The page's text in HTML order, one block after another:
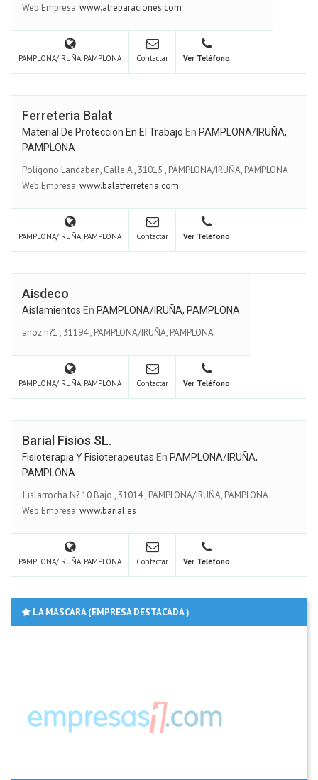
Web Empresa:www.atreparaciones.com
PAMPLONA/IRUÑA, PAMPLONA Contactar Ver Teléfono
Ferreteria Balat
Material De Proteccion En El Trabajo En PAMPLONA/IRUÑA,
PAMPLONA
Poligono Landaben, Calle A, 31015 , PAMPLONA/IRUÑA, PAMPLONA
Web Empresa:www.balatferreteria.com
PAMPLONA/IRUÑA, PAMPLONA Contactar Ver Teléfono
Aisdeco
Aislamientos En PAMPLONA/IRUÑA, PAMPLONA
anoz n?1 , 31194, PAMPLONA/IRUÑA, PAMPLONA
PAMPLONA/IRUÑA, PAMPLONA Contactar Ver Teléfono
Barial Fisios SL.
Fisioterapia Y Fisioterapeutas En PAMPLONA/IRUÑA,
PAMPLONA
Juslarrocha N? 10 Bajo , 31014, PAMPLONA/IRUÑA, PAMPLONA
Web Empresa:www.barial.es
PAMPLONA/IRUÑA, PAMPLONA Contactar Ver Teléfono
LA MASCARA (EMPRESA DESTACADA )